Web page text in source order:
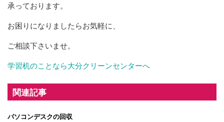
承っております。
お困りになりましたらお気軽に、
ご相談下さいませ。
学習机のことなら大分クリーンセンターへ
関連記事
パソコンデスクの回収